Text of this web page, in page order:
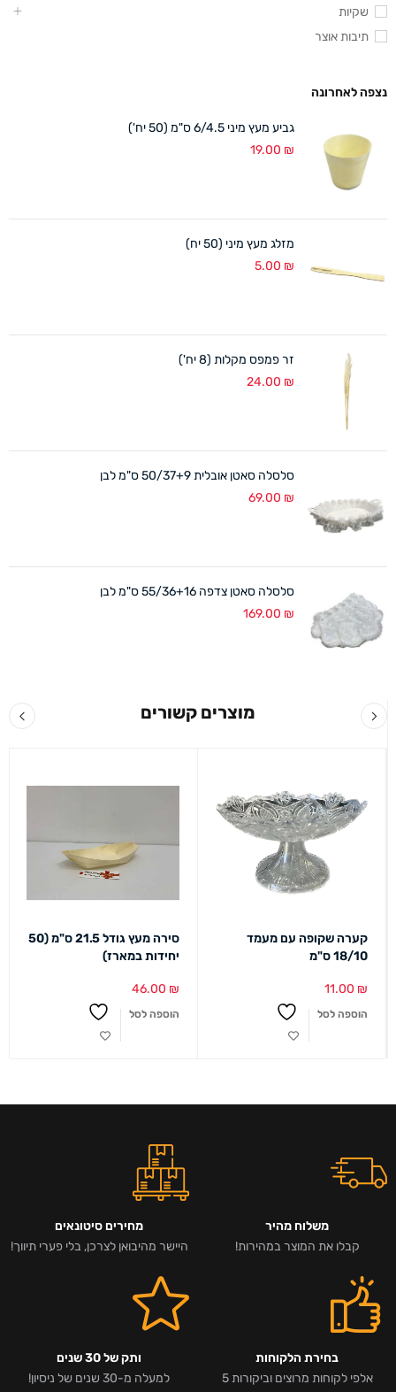
שקיות
תיבות אוצר
נצפה לאחרונה
גביע מעץ מיני 6/4.5 ס"מ (50 יח')
19.00 ₪
מזלג מעץ מיני (50 יח)
5.00 ₪
זר פמפס מקלות (8 יח')
24.00 ₪
סלסלה סאטן אובלית 50/37+9 ס"מ לבן
69.00 ₪
סלסלה סאטן צדפה 55/36+16 ס"מ לבן
169.00 ₪
מוצרים קשורים
קערה שקופה עם מעמד
18/10 ס"מ
11.00 ₪
הוספה לסל
סירה מעץ גודל 21.5 ס"מ (50
יחידות במארז)
46.00 ₪
הוספה לסל
משלוח מהיר
קבלו את המוצר במהירות!
מחירים סיטונאים
היישר מהיבואן לצרכן, בלי פערי תיווך!
בחירת הלקוחות
אלפי לקוחות מרוצים וביקורות 5
ותק של 30 שנים
למעלה מ-30 שנים של ניסיון!